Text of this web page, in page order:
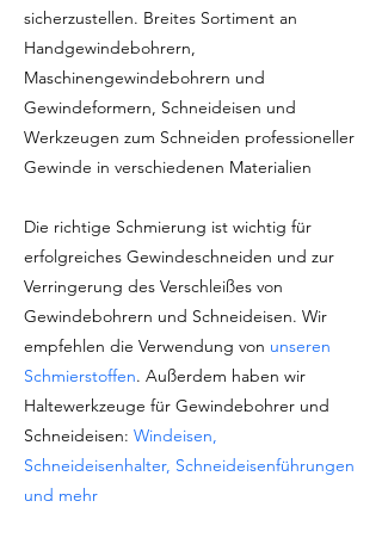
sicherzustellen. Breites Sortiment an
Handgewindebohrern,
Maschinengewindebohrern und
Gewindeformern, Schneideisen und
Werkzeugen zum Schneiden professioneller
Gewinde in verschiedenen Materialien
Die richtige Schmierung ist wichtig für
erfolgreiches Gewindeschneiden und zur
Verringerung des Verschleißes von
Gewindebohrern und Schneideisen. Wir
empfehlen die Verwendung von unseren
Schmierstoffen. Außerdem haben wir
Haltewerkzeuge für Gewindebohrer und
Schneideisen: Windeisen,
Schneideisenhalter, Schneideisenführungen
und mehr